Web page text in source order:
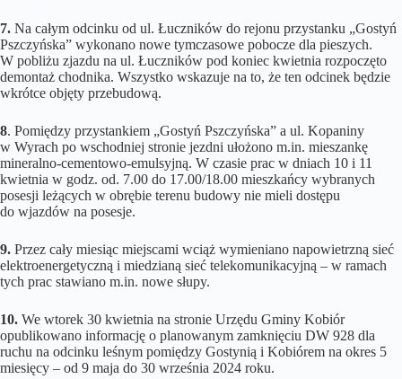
7. Na całym odcinku od ul. Łuczników do rejonu przystanku „Gostyń
Pszczyńska” wykonano nowe tymczasowe pobocze dla pieszych.
W pobliżu zjazdu na ul. Łuczników pod koniec kwietnia rozpoczęto
demontaż chodnika. Wszystko wskazuje na to, że ten odcinek będzie
wkrótce objęty przebudową.
8. Pomiędzy przystankiem „Gostyń Pszczyńska” a ul. Kopaniny
w Wyrach po wschodniej stronie jezdni ułożono m.in. mieszankę
mineralno-cementowo-emulsyjną. W czasie prac w dniach 10 i 11
kwietnia w godz. od. 7.00 do 17.00/18.00 mieszkańcy wybranych
posesji leżących w obrębie terenu budowy nie mieli dostępu
do wjazdów na posesje.
9. Przez cały miesiąc miejscami wciąż wymieniano napowietrzną sieć
elektroenergetyczną i miedzianą sieć telekomunikacyjną – w ramach
tych prac stawiano m.in. nowe słupy.
10. We wtorek 30 kwietnia na stronie Urzędu Gminy Kobiór
opublikowano informację o planowanym zamknięciu DW 928 dla
ruchu na odcinku leśnym pomiędzy Gostynią i Kobiórem na okres 5
miesięcy – od 9 maja do 30 września 2024 roku.